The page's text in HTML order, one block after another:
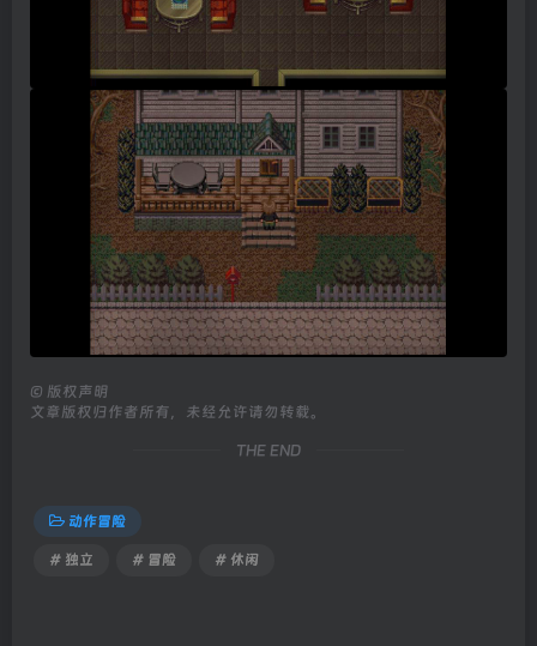
© 版权声明
文章版权归作者所有，未经允许请勿转载。
THE END
动作冒险
# 独立 # 冒险 # 休闲